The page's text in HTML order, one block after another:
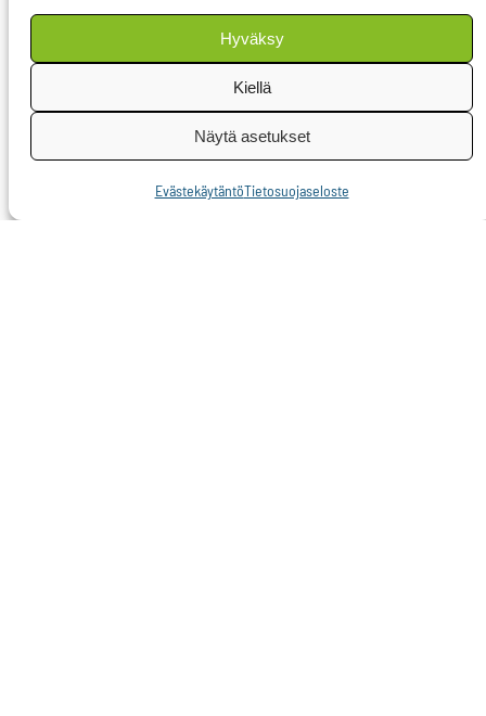
Hyväksy
Kiellä
Näytä asetukset
EvästekäytäntöTietosuojaseloste
Yritysten on
raportoitava näistä
palkkaeroista
organisaatioissaan.
Jos raportit osoittavat,